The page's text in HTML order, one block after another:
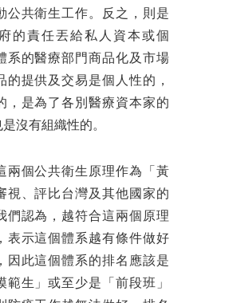
公共衛生工作。反之，則是
的責任丟給私人資本或個
系的醫療部門商品化及市場
的提供及交易是個人性的，
，是為了各別醫療資本家的
沒有組織性的。
兩個公共衛生原理作為「黃
視、評比台灣及其他國家的
們認為，越符合這兩個原理
表示這個體系越有條件做好
因此這個體系的排名應該是
範生」或至少是「前段班」